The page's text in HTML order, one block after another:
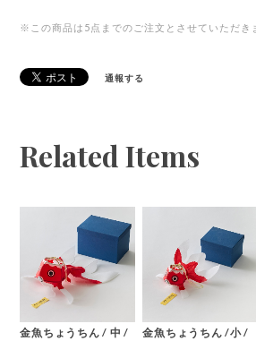
※この商品は5点までのご注文とさせていただき
通報する
Related Items
金魚ちょうちん / 中 /
金魚ちょうちん /小 /